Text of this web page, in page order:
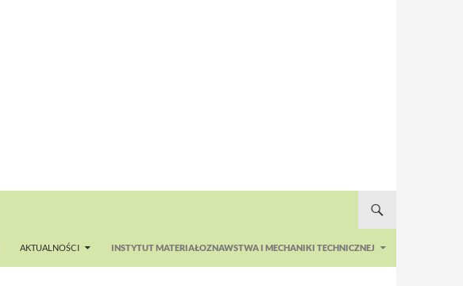
AKTUALNOŚCI INSTYTUT MATERIAŁOZNAWSTWA I MECHANIKI TECHNICZNEJ